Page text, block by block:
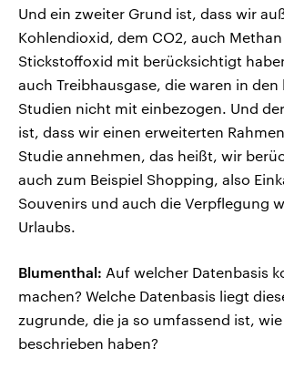
Und ein zweiter Grund ist, dass wir
Kohlendioxid, dem CO2, auch
Stickstoffoxid mit berücksichtigt
auch Treibhausgase, die waren in den
Studien nicht mit einbezogen. Und
ist, dass wir einen erweiterten
Studie annehmen, das heißt, wir
auch zum Beispiel Shopping, also
Souvenirs und auch die Verpflegung
Urlaubs.
Blumenthal: Auf welcher Datenbasis
machen? Welche Datenbasis liegt
zugrunde, die ja so umfassend ist, wie
beschrieben haben?